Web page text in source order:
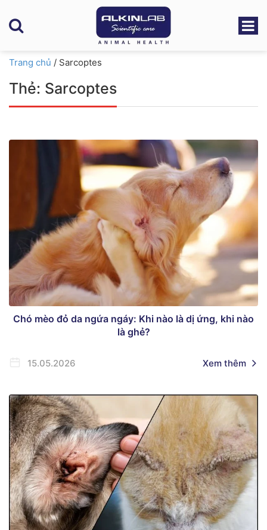
Trang chủ / Sarcoptes
Thẻ: Sarcoptes
Chó mèo đỏ da ngứa ngáy: Khi nào là dị ứng, khi nào
là ghẻ?
15.05.2026 Xem thêm